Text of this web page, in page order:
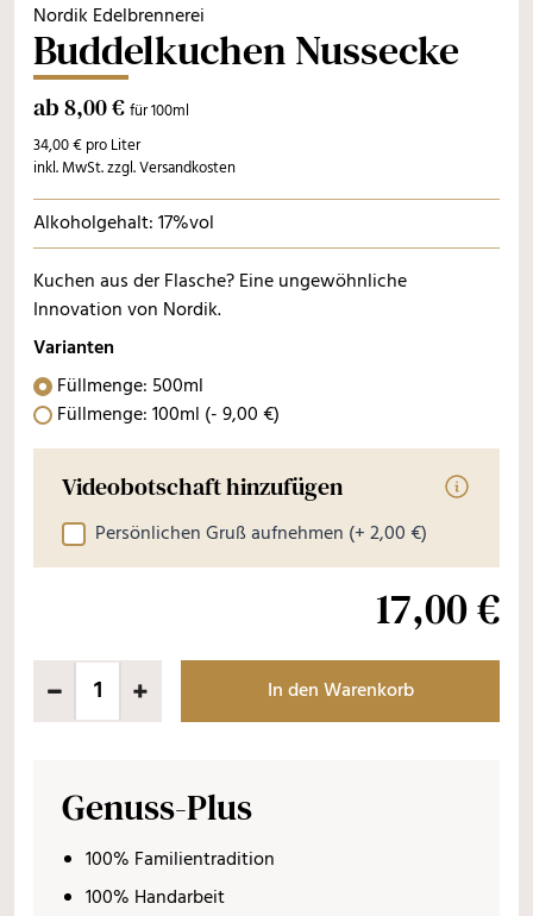
Nordik Edelbrennerei
Buddelkuchen Nussecke
ab 8,00 €für 100ml
34,00 € pro Liter
inkl. MwSt. zzgl. Versandkosten
Alkoholgehalt: 17%vol
Kuchen aus der Flasche? Eine ungewöhnliche
Innovation von Nordik.
Varianten
Füllmenge: 500ml
Füllmenge: 100ml (-9,00€)
Videobotschaft hinzufügen
Persönlichen Gruß aufnehmen (+ 2,00 €)
17,00 €
In den Warenkorb
Genuss-Plus
100% Familientradition
100% Handarbeit